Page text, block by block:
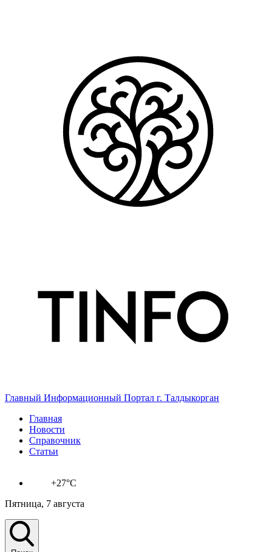
Главный Информационный Портал г. Талдыкорган
Главная
Новости
Справочник
Статьи
+27°C
Пятница, 7 августа